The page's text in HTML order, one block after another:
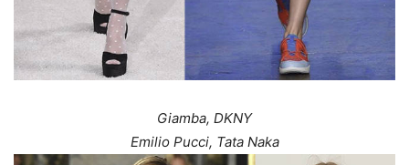
Giamba, DKNY
Emilio Pucci, Tata Naka